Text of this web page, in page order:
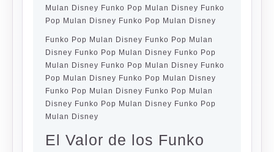
Mulan Disney Funko Pop Mulan Disney Funko
Pop Mulan Disney Funko Pop Mulan Disney
Funko Pop Mulan Disney Funko Pop Mulan
Disney Funko Pop Mulan Disney Funko Pop
Mulan Disney Funko Pop Mulan Disney Funko
Pop Mulan Disney Funko Pop Mulan Disney
Funko Pop Mulan Disney Funko Pop Mulan
Disney Funko Pop Mulan Disney Funko Pop
Mulan Disney
El Valor de los Funko